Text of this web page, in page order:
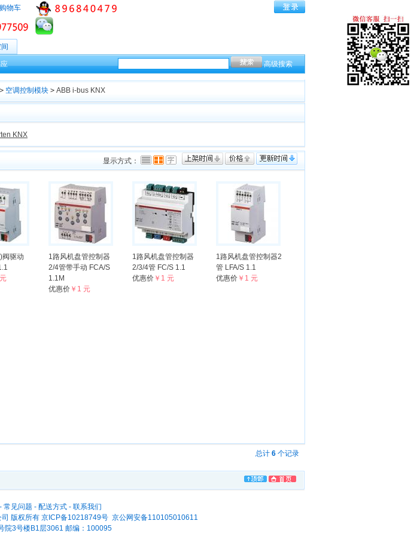
物车
高级搜索
> 空调控制模块 > ABB i-bus KNX
KNX
显示方式：
阀驱动
1路风机盘管控制器
2/4管带手动 FCA/S
1.1M
优惠价 ￥1 元
1路风机盘管控制器
2/3/4管 FC/S 1.1
优惠价 ￥1 元
1路风机盘管控制器2
管 LFA/S 1.1
优惠价 ￥1 元
总计 6 个记录
- 常见问题 - 配送方式 - 联系我们
版权所有 京ICP备10218749号 京公网安备110105010611
院3号楼B1层3061 邮编：100095